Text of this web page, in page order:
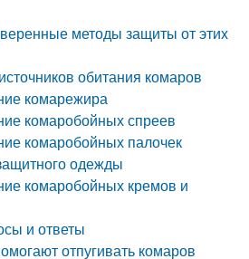
методы защиты от этих
обитания комаров
комарежира
комаробойных спреев
комаробойных палочек
одежды
комаробойных кремов и
и ответы
отпугивать комаров